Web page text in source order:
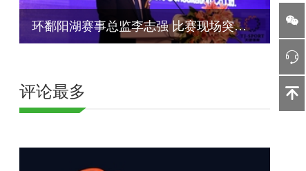
环鄱阳湖赛事总监李志强 比赛现场突遭意外不幸离世
评论最多